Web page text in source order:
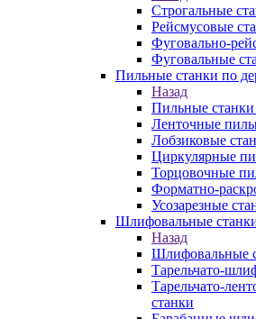
Строгальные
Рейсмусовые
Фуговально-
Фуговальные
Пильные станки по
Назад
Пильные станки
Ленточные
Лобзиковые
Циркулярные
Торцовочные
Форматно-
Усозарезные
Шлифовальные
Назад
Шлифовальные
Тарельчато-
Тарельчато-
станки